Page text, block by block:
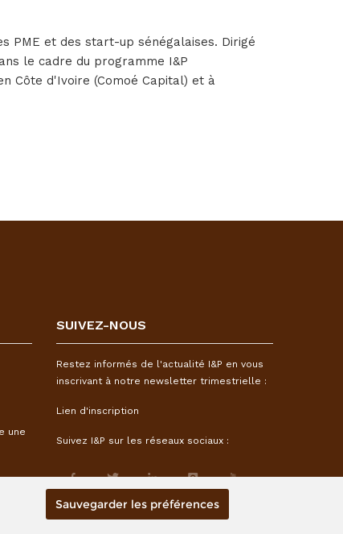
PME et des start-up sénégalaises. Dirigé
le cadre du programme I&P
Côte d'Ivoire (Comoé Capital) et à
une
SUIVEZ-NOUS
Restez informés de l'actualité I&P en vous
inscrivant à notre newsletter trimestrielle :
Lien d'inscription
Suivez I&P sur les réseaux sociaux :
Sauvegarder les préférences